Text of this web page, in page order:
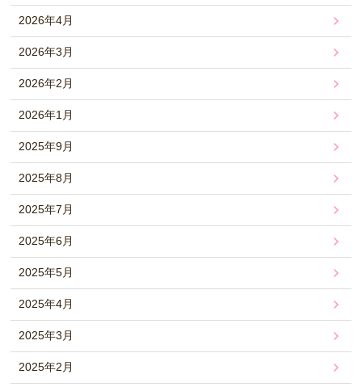
2026年4月
2026年3月
2026年2月
2026年1月
2025年9月
2025年8月
2025年7月
2025年6月
2025年5月
2025年4月
2025年3月
2025年2月